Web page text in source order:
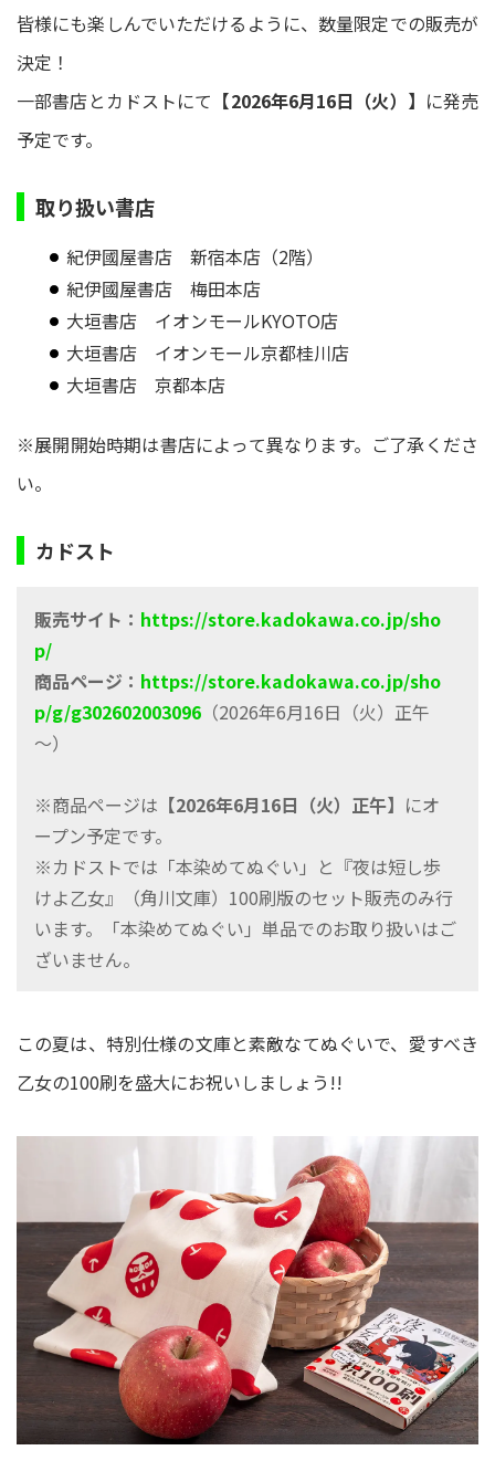
皆様にも楽しんでいただけるように、数量限定での販売が
決定！
一部書店とカドストにて 【2026年6月16日（火）】 に発売
予定です。
取り扱い書店
紀伊國屋書店 新宿本店（2階）
紀伊國屋書店 梅田本店
大垣書店 イオンモールKYOTO店
大垣書店 イオンモール京都桂川店
大垣書店 京都本店
※展開開始時期は書店によって異なります。ご了承くださ
い。
カドスト
販売サイト： https://store.kadokawa.co.jp/sho
p/
商品ページ： https://store.kadokawa.co.jp/sho
p/g/g302602003096 （2026年6月16日（火）正午
～）
※商品ページは 【2026年6月16日（火）正午】 にオ
ープン予定です。
※カドストでは「本染めてぬぐい」と『夜は短し歩
けよ乙女』（角川文庫）100刷版のセット販売のみ行
います。「本染めてぬぐい」単品でのお取り扱いはご
ざいません。
この夏は、特別仕様の文庫と素敵なてぬぐいで、愛すべき
乙女の100刷を盛大にお祝いしましょう!!